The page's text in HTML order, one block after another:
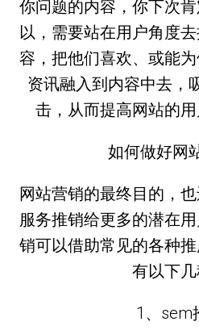
你问题的内容，你下次
以，需要站在用户角度
容，把他们喜欢、或能
资讯融入到内容中去，
击，从而提高网站的用
如何做好网
网站营销的最终目的，
服务推销给更多的潜在
销可以借助常见的各种
有以下几
1、sem